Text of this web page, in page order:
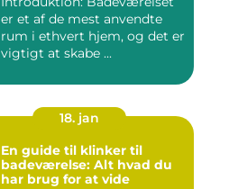
er et af de mest anvendte
rum i ethvert hjem, og det er
vigtigt at skabe ...
18. jan
En guide til klinker til
badeværelse: Alt hvad du
har brug for at vide